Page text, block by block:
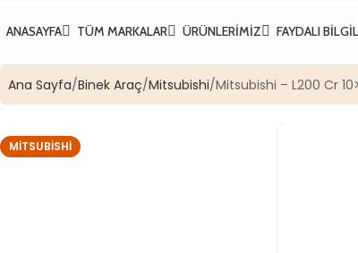
ANASAYFA TÜM MARKALAR ÜRÜNLERIMIZ FAYDALI
Ana Sayfa Binek Araç Mitsubishi Mitsubishi – L200 Cr 10>
MITSUBISHI